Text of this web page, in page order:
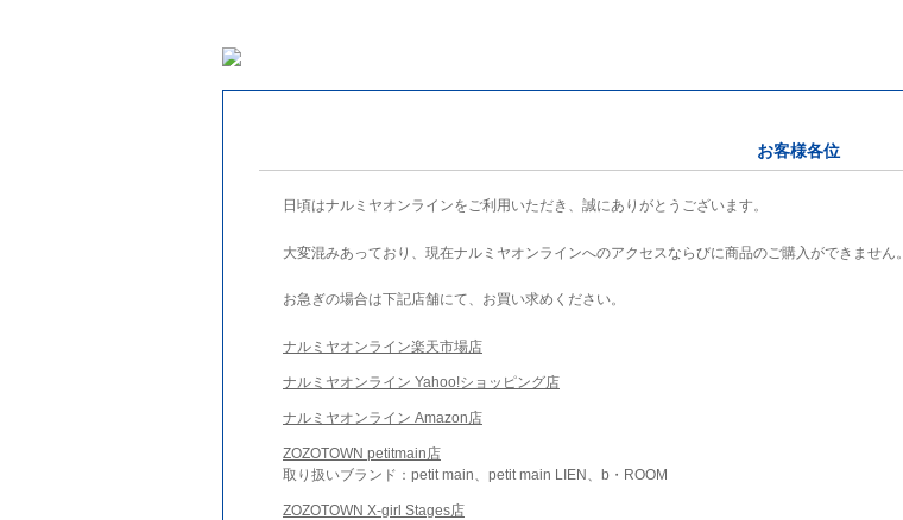
お客様各位
日頃はナルミヤオンラインをご利用いただき、誠にありがとうございます。
大変混みあっており、現在ナルミヤオンラインへのアクセスならびに商品のご購入ができません。
お急ぎの場合は下記店舗にて、お買い求めください。
ナルミヤオンライン楽天市場店
ナルミヤオンライン Yahoo!ショッピング店
ナルミヤオンライン Amazon店
ZOZOTOWN petitmain店
取り扱いブランド：petit main、petit main LIEN、b・ROOM
ZOZOTOWN X-girl Stages店